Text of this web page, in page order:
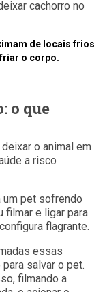
de locais frios
o corpo.
o que
deixar o animal em
a risco
um pet sofrendo
filmar e ligar para
flagrante.
essas
salvar o pet.
filmando a